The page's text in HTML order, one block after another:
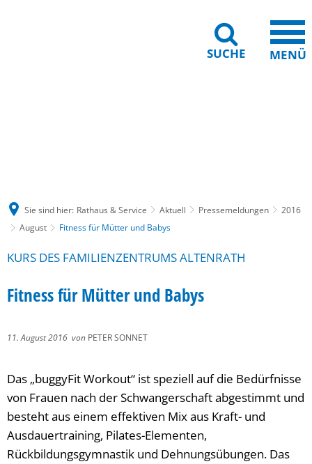
SUCHE MENÜ
Sie sind hier: Rathaus & Service Aktuell Pressemeldungen
2016
August
Fitness für Mütter und Babys
KURS DES FAMILIENZENTRUMS ALTENRATH
Fitness für Mütter und Babys
11. August 2016 von PETER SONNET
Das „buggyFit Workout“ ist speziell auf die Bedürfnisse
von Frauen nach der Schwangerschaft abgestimmt und
besteht aus einem effektiven Mix aus Kraft- und
Ausdauertraining, Pilates-Elementen,
Rückbildungsgymnastik und Dehnungsübungen. Das